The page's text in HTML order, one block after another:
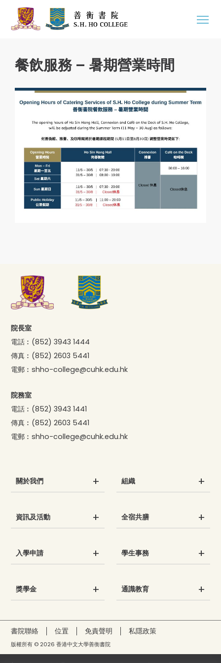
餐飲服務 – 暑期營業時間
院長室
電話︰ (852) 3943 1444
傳真︰ (852) 2603 5441
電郵︰shho-college@cuhk.edu.hk
院務室
電話︰ (852) 3943 1441
傳真︰ (852) 2603 5441
電郵︰shho-college@cuhk.edu.hk
關於我們 組織
資訊及活動 全宿共膳
入學申請 學生事務
獎學金 通識教育
書院聯絡 位置 免責聲明 私隱政策
版權所有 © 2026 香港中文大學善衡書院